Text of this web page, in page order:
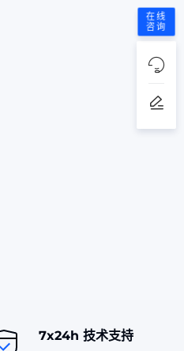
7x24h 技术支持
在线
咨询